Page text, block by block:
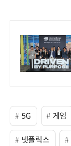
5G 게임
넷플릭스